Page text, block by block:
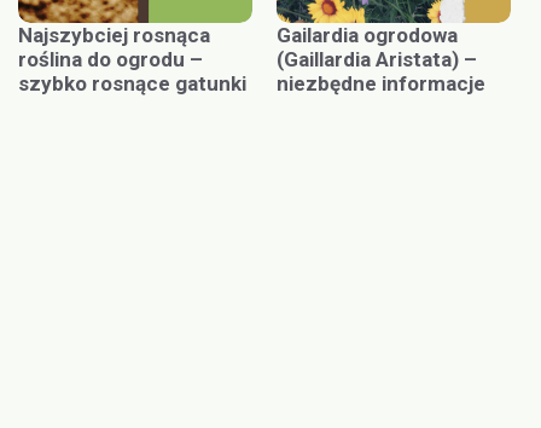
Najszybciej rosnąca
roślina do ogrodu –
szybko rosnące gatunki
Gailardia ogrodowa
(Gaillardia Aristata) –
niezbędne informacje